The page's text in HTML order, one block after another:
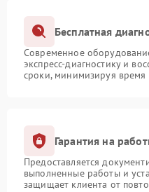
Бесплатная
Современное
экспресс-диагностику и
сроки, минимизируя время
Гарантия на
Предоставляется
выполненные работы и
защищает клиента от